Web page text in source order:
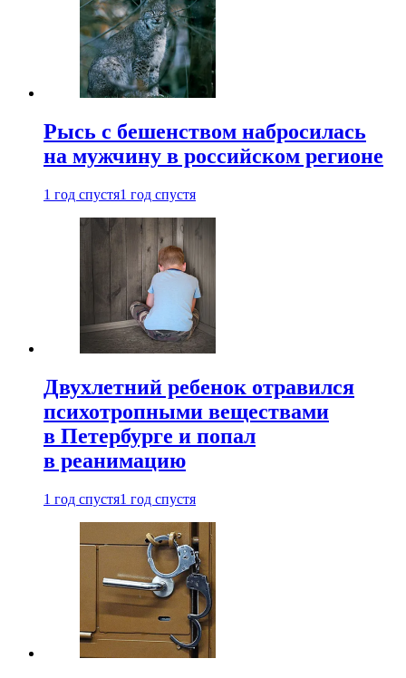
Рысь с бешенством набросилась
на мужчину в российском регионе
1 год спустя1 год спустя
Двухлетний ребенок отравился
психотропными веществами
в Петербурге и попал
в реанимацию
1 год спустя1 год спустя